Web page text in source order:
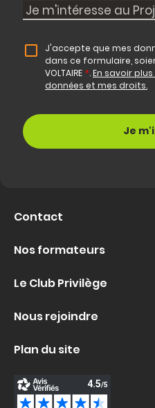
J'accepte que mes
dans ce formulaire,
VOLTAIRE *.En savoir
données et mes droits.
Contact
Nos formateurs
Le Club Privilège
Nous rejoindre
Plan du site